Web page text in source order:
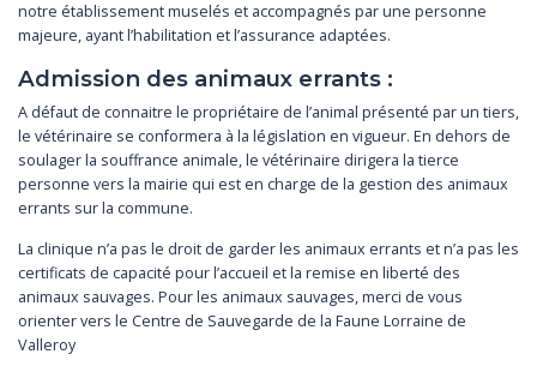
notre établissement muselés et accompagnés par une personne
majeure, ayant l’habilitation et l’assurance adaptées.
Admission des animaux errants :
A défaut de connaitre le propriétaire de l’animal présenté par un tiers,
le vétérinaire se conformera à la législation en vigueur. En dehors de
soulager la souffrance animale, le vétérinaire dirigera la tierce
personne vers la mairie qui est en charge de la gestion des animaux
errants sur la commune.
La clinique n’a pas le droit de garder les animaux errants et n’a pas les
certificats de capacité pour l’accueil et la remise en liberté des
animaux sauvages. Pour les animaux sauvages, merci de vous
orienter vers le Centre de Sauvegarde de la Faune Lorraine de
Valleroy